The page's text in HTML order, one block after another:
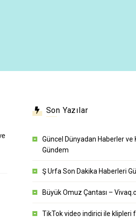
Son Yazılar
Güncel Dünyadan Haberler ve
Gündem
Ş Urfa Son Dakika Haberleri
Büyük Omuz Çantası –
TikTok video indirici ile klipleri